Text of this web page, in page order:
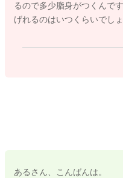
その時のメニューやご家庭
思います。よろしくお願いい
るので多少脂身がつくんで
げれるのはいつくらいでし
あるさん、こんばんは。